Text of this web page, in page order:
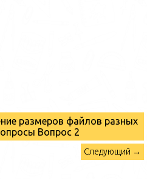
размеров файлов разных
Вопрос 2
Следующий →